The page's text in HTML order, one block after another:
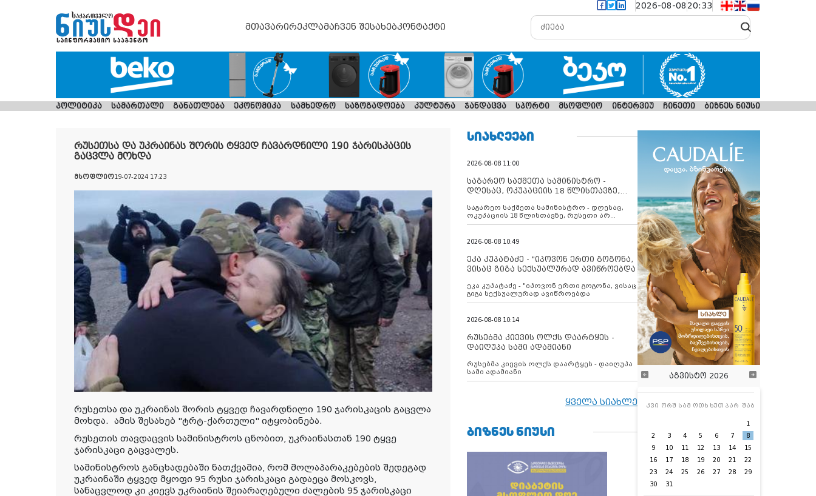
2026-08-08 20:33
მთავარირეკლამაჩვენ შესახებკონტაქტი
პოლიტიკა სამართალი განათლება ეკონომიკა სამხედრო საზოგადოება კულტურა ჯანდაცვა სპორტი მსოფლიო ინტერვიუ ჩინეთი ბიზნეს ნიუსი
რუსეთსა და უკრაინას შორის ტყვედ ჩავარდნილი 190 ჯარისკაცის
გაცვლა მოხდა
მსოფლიო19-07-2024 17:23
რუსეთსა და უკრაინას შორის ტყვედ ჩავარდნილი 190 ჯარისკაცის გაცვლა
მოხდა. ამის შესახებ "ტრტ-ქართული" იტყობინება.
რუსეთის თავდაცვის სამინისტროს ცნობით, უკრაინასთან 190 ტყვე
ჯარისკაცი გაცვალეს.
სამინისტროს განცხადებაში ნათქვამია, რომ მოლაპარაკებების შედეგად
უკრაინაში ტყვედ მყოფი 95 რუსი ჯარისკაცი გადაეცა მოსკოვს,
სანაცვლოდ კი კიევს უკრაინის შეიარაღებული ძალების 95 ჯარისკაცი
ᲡᲘᲐᲮᲚᲔᲔᲑᲘ
2026-08-08 11:00
საგარეო საქმეთა სამინისტრო -
დღესაც, ოკუპაციის 18 წლისთავზე,
შუამავლ
საგარეო საქმეთა სამინისტრო - დღესაც,
ოკუპაციის 18 წლისთავზე, რუსეთი არ
ასრულებს ევროკავშირის შუამავლობით
შეწყვეტის შეთანხმებას. მეტიც, რუსეთი
ოკუპირებულ რეგიონებში, აგრძელებს მათი
მილიტარიზაციის პროცესს და აქტიურად
დგამს ნაბიჯებს მათი ფაქტობრივი
2026-08-08 10:49
ეკა კუპატაძე - "იპოვონ ერთი გოგონა,
ვისაც გიგა სექსუალურად ავიწროებდა
ეკა კუპატაძე - "იპოვონ ერთი გოგონა, ვისაც
გიგა სექსუალურად ავიწროებდა
2026-08-08 10:14
რუსებმა კიევის ოლქს დაარტყეს -
დაიღუპა სამი ადამიანი
რუსებმა კიევის ოლქს დაარტყეს - დაიღუპა
სამი ადამიანი
ყველა სიახლე
ᲑᲘᲖᲜᲔᲡ ᲜᲘᲣᲡᲘ
აგვისტო 2026
კვი ორშ სამ ოთხ ხუთ პარ შაბ
1
2
3 4 5 6 7
8
9
10 11 12 13 14
15
16
17 18 19 20 21
22
23
24 25 26 27 28
29
30
31